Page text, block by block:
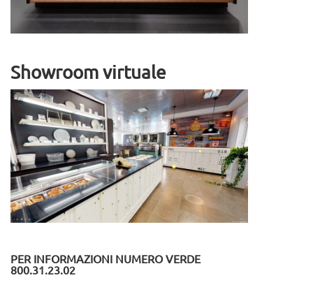
Showroom virtuale
PER INFORMAZIONI NUMERO VERDE
800.31.23.02